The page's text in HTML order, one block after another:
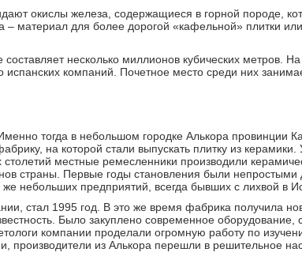
окислы железа, содержащиеся в горной породе,
материал для более дорогой «кафельной» плитки или
несколько миллионов кубических метров.
испанских компаний. Почетное место среди них
тогда в небольшом городке Алькора провинции
на которой стали выпускать плитку из керамики.
местные ремесленники производили
страны. Первые годы становления были непростыми
небольших предприятий, всегда бывших с лихвой в
стал 1995 год. В это же время фабрика получила
Было закуплено современное оборудование,
компании проделали огромную работу по
производители из Алькора перешли в решительное